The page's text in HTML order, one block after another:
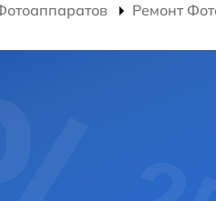
Ремонт